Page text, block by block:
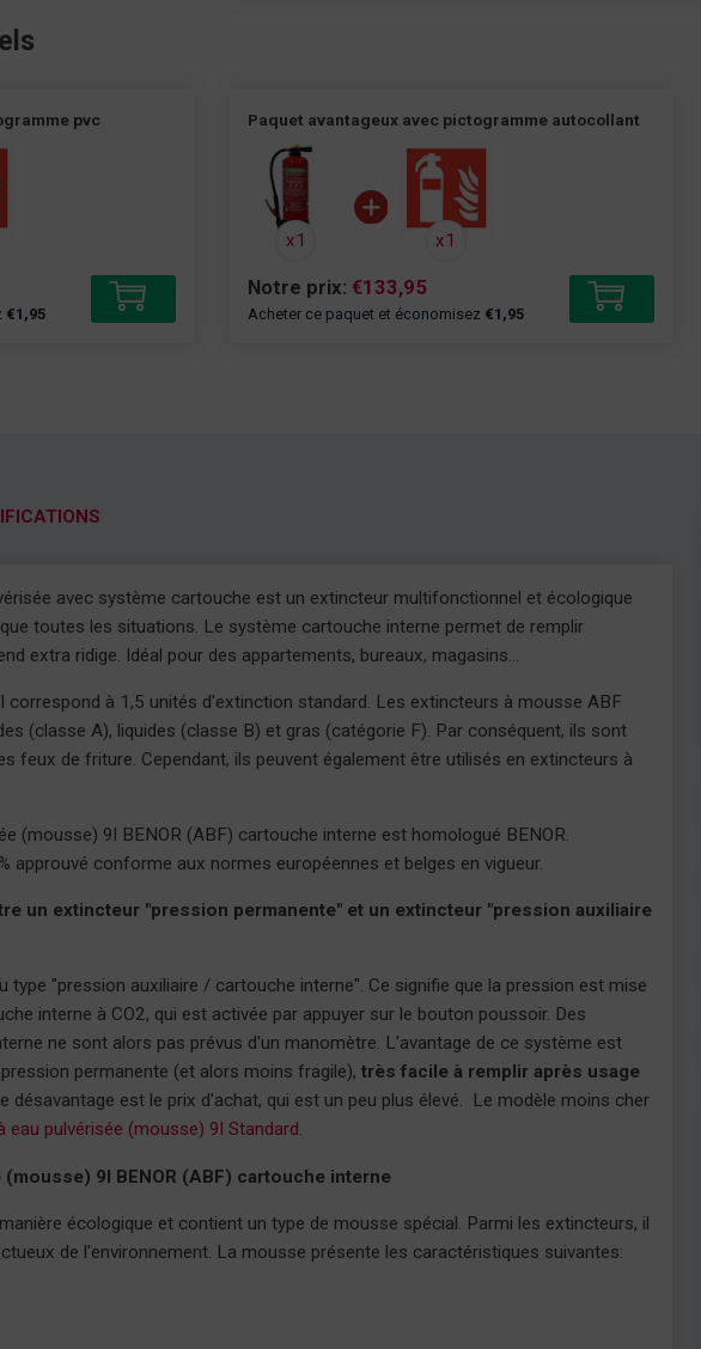
pvc
€1,95
Ajouter au panier
Paquet avantageux avec pictogramme autocollant
x1 x1
Notre prix:€133,95
Acheter ce paquet et économisez €1,95
avec système cartouche est un extincteur multifonctionnel et écologique
toutes les situations. Le système cartouche interne permet de remplir
extra ridige. Idéal pour des appartements, bureaux, magasins...
correspond à 1,5 unités d'extinction standard. Les extincteurs à mousse ABF
(classe A), liquides (classe B) et gras (catégorie F). Par conséquent, ils sont
feux de friture. Cependant, ils peuvent également être utilisés en extincteurs à
(mousse) 9l BENOR (ABF) cartouche interne est homologué BENOR.
approuvé conforme aux normes européennes et belges en vigueur.
un extincteur "pression permanente" et un extincteur "pression auxiliaire
type "pression auxiliaire / cartouche interne". Ce signifie que la pression est mise
interne à CO2, qui est activée par appuyer sur le bouton poussoir. Des
ne sont alors pas prévus d'un manomètre. L'avantage de ce système est
permanente (et alors moins fragile),très facile à remplir après usage
désavantage est le prix d'achat, qui est un peu plus élevé. Le modèle moins cher
eau pulvérisée (mousse) 9l Standard.
9l BENOR (ABF) cartouche interne
écologique et contient un type de mousse spécial. Parmi les extincteurs, il
de l'environnement. La mousse présente les caractéristiques suivantes: